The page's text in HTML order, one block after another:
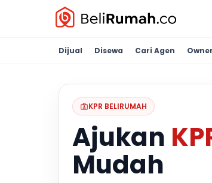
Dijual Disewa Cari Agen
KPR BELIRUMAH
Ajukan
Mudah